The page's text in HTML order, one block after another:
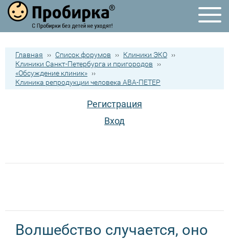
Главная ›› Список форумов ›› Клиники ЭКО ››
Клиники Санкт-Петербурга и пригородов
››
«Обсуждение клиник» ››
Клиника репродукции человека АВА-ПЕТЕР
Регистрация
Вход
Волшебство случается, оно